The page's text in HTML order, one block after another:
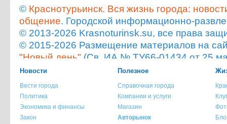
© Краснотурьинск. Вся жизнь города:
общение. Городской информационно-
© 2013-2026 Krasnoturinsk.su, все права
© 2015-2026 Размещение материалов на
"Новый день" (Св. ИА № ТУ66-01434 от 25
Мнение администрации сайта не всегда
опубликованного материала!
При копировании материала с сайта
ссылка на источник обязательна.
При использовании материала с сайта
Новости
Вести города
Политика
Экономика и финансы
Закон
Полезное
Справочная города
Компании и услуги
Магазин
Авторынок